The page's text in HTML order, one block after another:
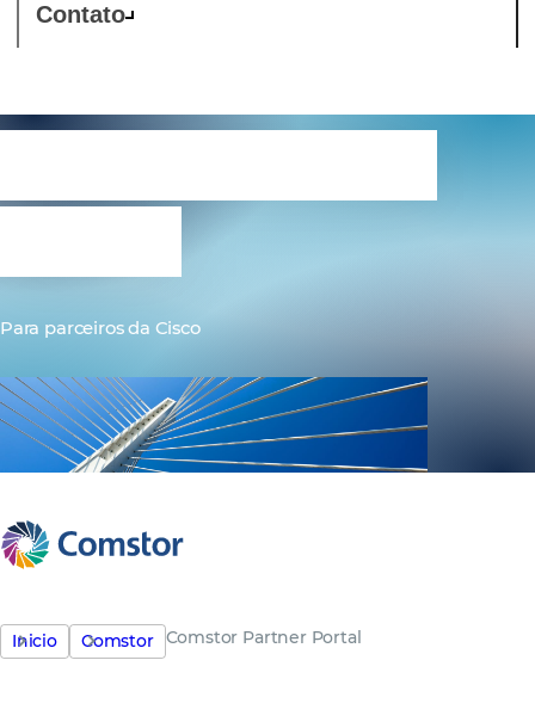
Contato
Para parceiros da Cisco
Inicio Comstor Comstor Partner Portal